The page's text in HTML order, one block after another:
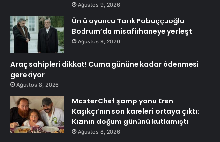
Ağustos 9, 2026
Ünlü oyuncu Tarık Pabuççuoğlu
Bodrum’da misafirhaneye yerleşti
Ağustos 9, 2026
Araç sahipleri dikkat! Cuma gününe kadar ödenmesi
gerekiyor
Ağustos 8, 2026
MasterChef şampiyonu Eren
Kaşıkçı’nın son kareleri ortaya çıktı:
Kızının doğum gününü kutlamıştı
Ağustos 8, 2026